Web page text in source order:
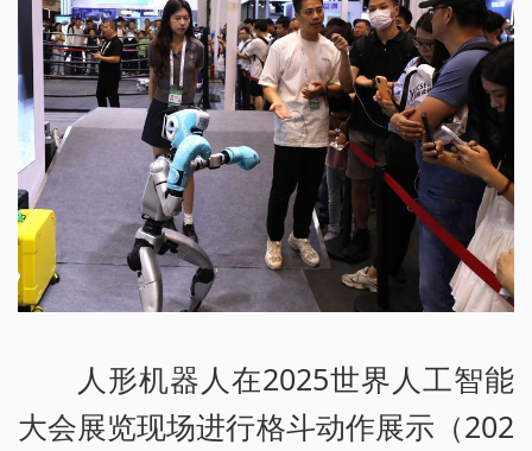
人形机器人在2025世界人工智能
大会展览现场进行格斗动作展示（202